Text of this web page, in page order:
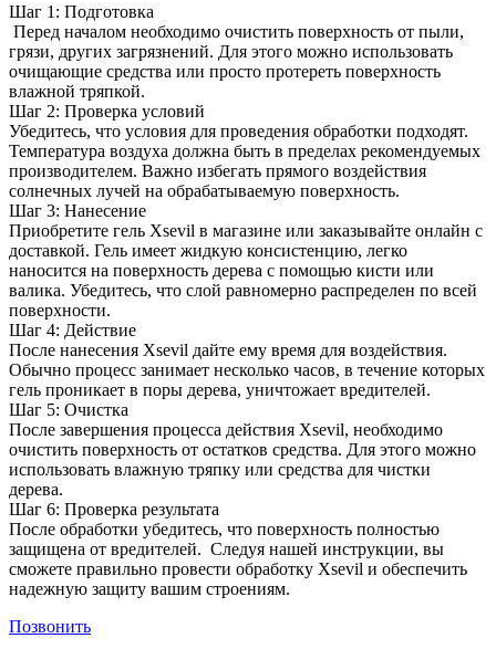
Шаг 1: Подготовка
Перед началом необходимо очистить поверхность от пыли,
грязи, других загрязнений. Для этого можно использовать
очищающие средства или просто протереть поверхность
влажной тряпкой.
Шаг 2: Проверка условий
Убедитесь, что условия для проведения обработки подходят.
Температура воздуха должна быть в пределах рекомендуемых
производителем. Важно избегать прямого воздействия
солнечных лучей на обрабатываемую поверхность.
Шаг 3: Нанесение
Приобретите гель Xsevil в магазине или заказывайте онлайн с
доставкой. Гель имеет жидкую консистенцию, легко
наносится на поверхность дерева с помощью кисти или
валика. Убедитесь, что слой равномерно распределен по всей
поверхности.
Шаг 4: Действие
После нанесения Xsevil дайте ему время для воздействия.
Обычно процесс занимает несколько часов, в течение которых
гель проникает в поры дерева, уничтожает вредителей.
Шаг 5: Очистка
После завершения процесса действия Xsevil, необходимо
очистить поверхность от остатков средства. Для этого можно
использовать влажную тряпку или средства для чистки
дерева.
Шаг 6: Проверка результата
После обработки убедитесь, что поверхность полностью
защищена от вредителей. Следуя нашей инструкции, вы
сможете правильно провести обработку Xsevil и обеспечить
надежную защиту вашим строениям.
Позвонить